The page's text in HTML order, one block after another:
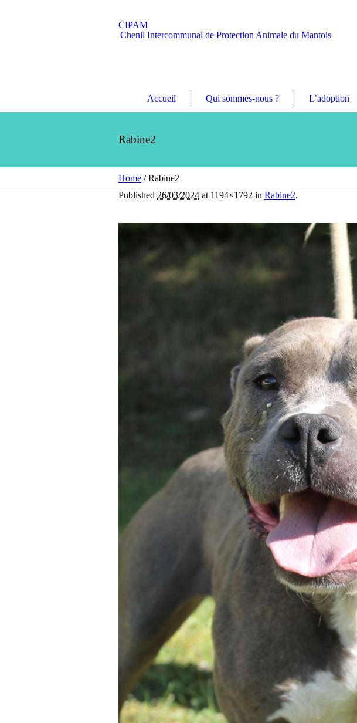
CIPAM
Chenil Intercommunal de Protection Animale du Mantois
Accueil Qui sommes-nous ? L’adoption
Rabine2
Home /Rabine2
Published 26/03/2024 at 1194×1792 in Rabine2.